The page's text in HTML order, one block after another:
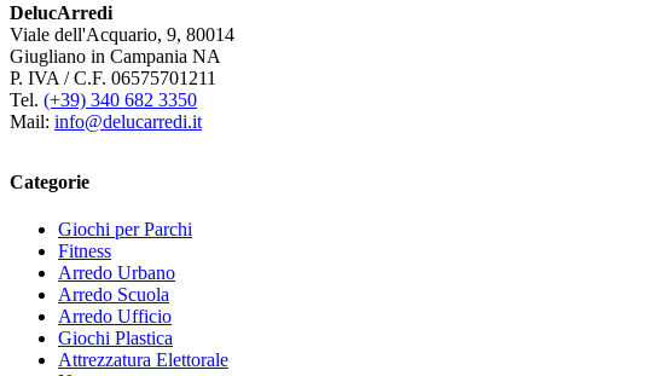
DelucArredi
Viale dell'Acquario, 9, 80014
Giugliano in Campania NA
P. IVA / C.F. 06575701211
Tel. (+39) 340 682 3350
Mail: info@delucarredi.it
Categorie
Giochi per Parchi
Fitness
Arredo Urbano
Arredo Scuola
Arredo Ufficio
Giochi Plastica
Attrezzatura Elettorale